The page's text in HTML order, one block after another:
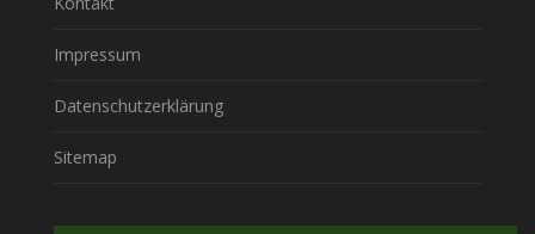
Impressum
Datenschutzerklärung
Sitemap